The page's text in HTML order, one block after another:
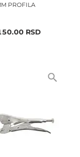
PROFILA
RSD